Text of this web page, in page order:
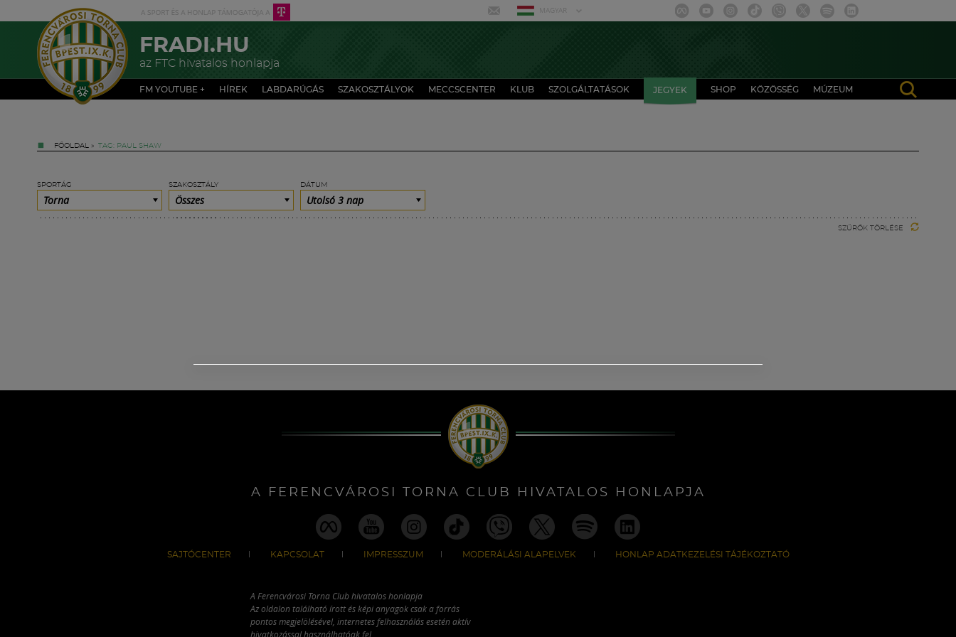
MAGYAR
FRADI.HU
az FTC hivatalos honlapja
FM YOUTUBE + HÍREK LABDARÚGÁS SZAKOSZTÁLYOK MECCSCENTER KLUB SZOLGÁLTATÁSOK JEGYEK SHOP KÖZÖSSÉG MÚZEUM
FŐOLDAL » TAG: PAUL SHAW
SPORTÁG
Torna
SZAKOSZTÁLY
Összes
DÁTUM
Utolsó 3 nap
SZŰRŐK TÖRLÉSE
A FERENCVÁROSI TORNA CLUB HIVATALOS HONLAPJA
SAJTÓCENTER KAPCSOLAT IMPRESSZUM MODERÁLÁSI ALAPELVEK HONLAP ADATKEZELÉSI TÁJÉKOZTATÓ
A Ferencvárosi Torna Club hivatalos honlapja
Az oldalon található írott és képi anyagok csak a forrás
pontos megjelölésével, internetes felhasználás esetén aktív
hivatkozással használhatóak fel.